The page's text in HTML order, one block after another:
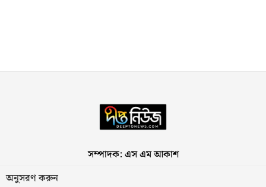
সম্পাদক: এস এম আকাশ
অনুসরণ করুন